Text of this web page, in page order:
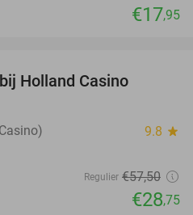
€17,95
Holland Casino
9.8 star
Regulier €57,50
€28,75